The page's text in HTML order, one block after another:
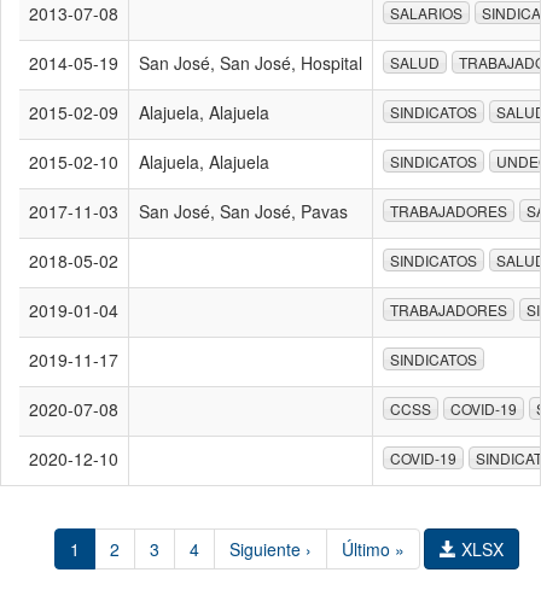
2013-07-08
SALARIOS
2014-05-19 San José, San José, Hospital SALUD
2015-02-09 Alajuela, Alajuela SINDICATOS
2015-02-10 Alajuela, Alajuela SINDICATOS
2017-11-03 San José, San José, Pavas TRABAJADORES
2018-05-02 SINDICATOS
2019-01-04 TRABAJADORES
2019-11-17 SINDICATOS
2020-07-08 CCSS COVID-19
2020-12-10 COVID-19
1 2 3 4 Siguiente › Último » XLSX